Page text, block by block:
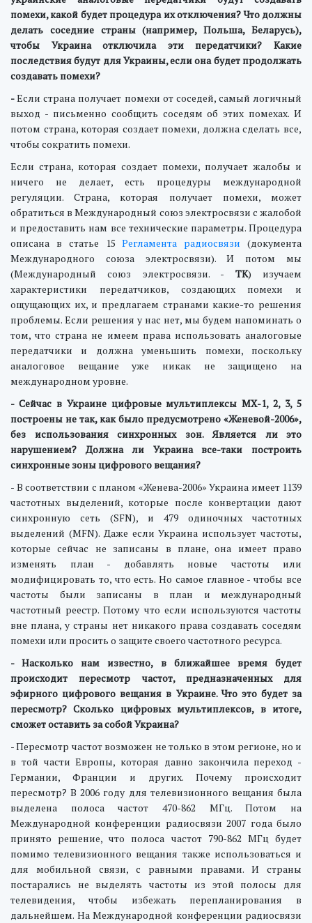
помехи, какой будет процедура их отключения? Что должны
делать соседние страны (например, Польша, Беларусь),
чтобы Украина отключила эти передатчики? Какие
последствия будут для Украины, если она будет продолжать
создавать помехи?
-Если страна получает помехи от соседей, самый логичный
выход - письменно сообщить соседям об этих помехах. И
потом страна, которая создает помехи, должна сделать все,
чтобы сократить помехи.
Если страна, которая создает помехи, получает жалобы и
ничего не делает, есть процедуры международной
регуляции. Страна, которая получает помехи, может
обратиться в Международный союз электросвязи с жалобой
и предоставить нам все технические параметры. Процедура
описана в статье 15Регламента радиосвязи (документа
Международного союза электросвязи). И потом мы
(Международный союз электросвязи. - ТК) изучаем
характеристики передатчиков, создающих помехи и
ощущающих их, и предлагаем странами какие-то решения
проблемы. Если решения у нас нет, мы будем напоминать о
том, что страна не имеем права использовать аналоговые
передатчики и должна уменьшить помехи, поскольку
аналоговое вещание уже никак не защищено на
международном уровне.
- Сейчас в Украине цифровые мультиплексы МХ-1, 2, 3, 5
построены не так, как было предусмотрено «Женевой-2006»,
без использования синхронных зон. Является ли это
нарушением? Должна ли Украина все-таки построить
синхронные зоны цифрового вещания?
- В соответствии с планом «Женева-2006» Украина имеет 1139
частотных выделений, которые после конвертации дают
синхронную сеть (SFN), и 479 одиночных частотных
выделений (MFN). Даже если Украина использует частоты,
которые сейчас не записаны в плане, она имеет право
изменять план - добавлять новые частоты или
модифицировать то, что есть. Но самое главное - чтобы все
частоты были записаны в план и международный
частотный реестр. Потому что если используются частоты
вне плана, у страны нет никакого права создавать соседям
помехи или просить о защите своего частотного ресурса.
- Насколько нам известно, в ближайшее время будет
происходит пересмотр частот, предназначенных для
эфирного цифрового вещания в Украине. Что это будет за
пересмотр? Сколько цифровых мультиплексов, в итоге,
сможет оставить за собой Украина?
- Пересмотр частот возможен не только в этом регионе, но и
в той части Европы, которая давно закончила переход -
Германии, Франции и других. Почему происходит
пересмотр? В 2006 году для телевизионного вещания была
выделена полоса частот 470-862 МГц. Потом на
Международной конференции радиосвязи 2007 года было
принято решение, что полоса частот 790-862 МГц будет
помимо телевизионного вещания также использоваться и
для мобильной связи, с равными правами. И страны
постарались не выделять частоты из этой полосы для
телевидения, чтобы избежать перепланирования в
дальнейшем. На Международной конференции радиосвязи